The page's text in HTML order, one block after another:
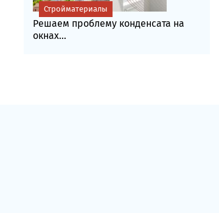
Решаем проблему конденсата на
окнах...
Стройматериалы